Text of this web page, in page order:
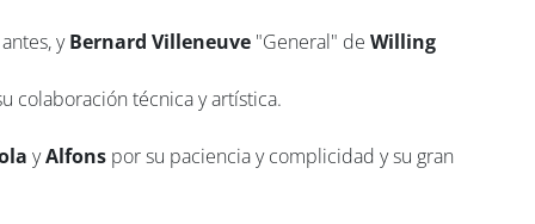
yBernard Villeneuve "General" de Willing
colaboración técnica y artística.
yAlfons por su paciencia y complicidad y su gran